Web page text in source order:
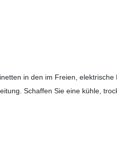
in den im Freien,
Schaffen Sie eine kühle,